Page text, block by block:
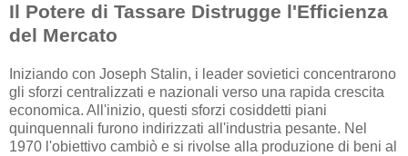
Il Potere di Tassare Distrugge l'Efficienza
del Mercato
Iniziando con Joseph Stalin, i leader sovietici concentrarono
gli sforzi centralizzati e nazionali verso una rapida crescita
economica. All'inizio, questi sforzi cosiddetti piani
quinquennali furono indirizzati all'industria pesante. Nel
1970 l'obiettivo cambiò e si rivolse alla produzione di beni al